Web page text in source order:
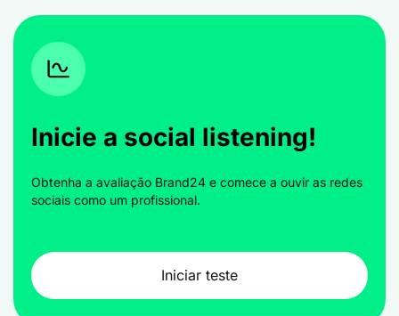
Inicie a social listening!
Obtenha a avaliação Brand24 e comece a ouvir as redes
sociais como um profissional.
Iniciar teste